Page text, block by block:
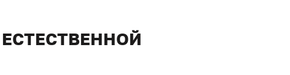
ЕСТЕСТВЕННОЙ